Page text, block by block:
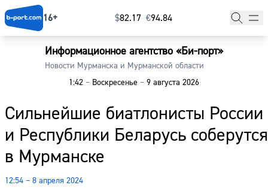
16+ $⁠82.17 €⁠94.84
Информационное агентство «Би-порт»
Новости Мурманска и Мурманской области
1:42 – Воскресенье – 9 августа 2026
Сильнейшие биатлонисты России
и Республики Беларусь соберутся
в Мурманске
12:54 – 8 апреля 2024
Главная
Наши гости
Фоторепортажи
Погода